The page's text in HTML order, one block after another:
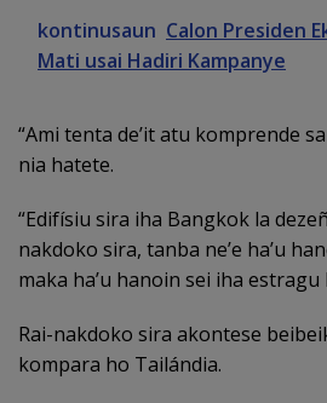
kontinusaun Calon Presiden
Mati usai Hadiri Kampanye
“Ami tenta de’it atu komprende
nia hatete.
“Edifísiu sira iha Bangkok la
nakdoko sira, tanba ne’e ha’u
maka ha’u hanoin sei iha estragu
Rai-nakdoko sira akontese
kompara ho Tailándia.